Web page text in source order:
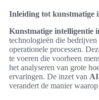
Inleiding tot kunstmatige
Kunstmatige intelligentie
technologieën die
operationele processen.
te voeren die voorheen
het analyseren van grote
ervaringen. De inzet van
verandert de manier